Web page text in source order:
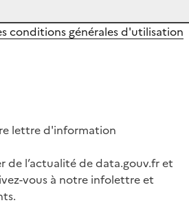
conditions générales d'utilisation
lettre d'information
de l’actualité de data.gouv.fr et
vous à notre infolettre et